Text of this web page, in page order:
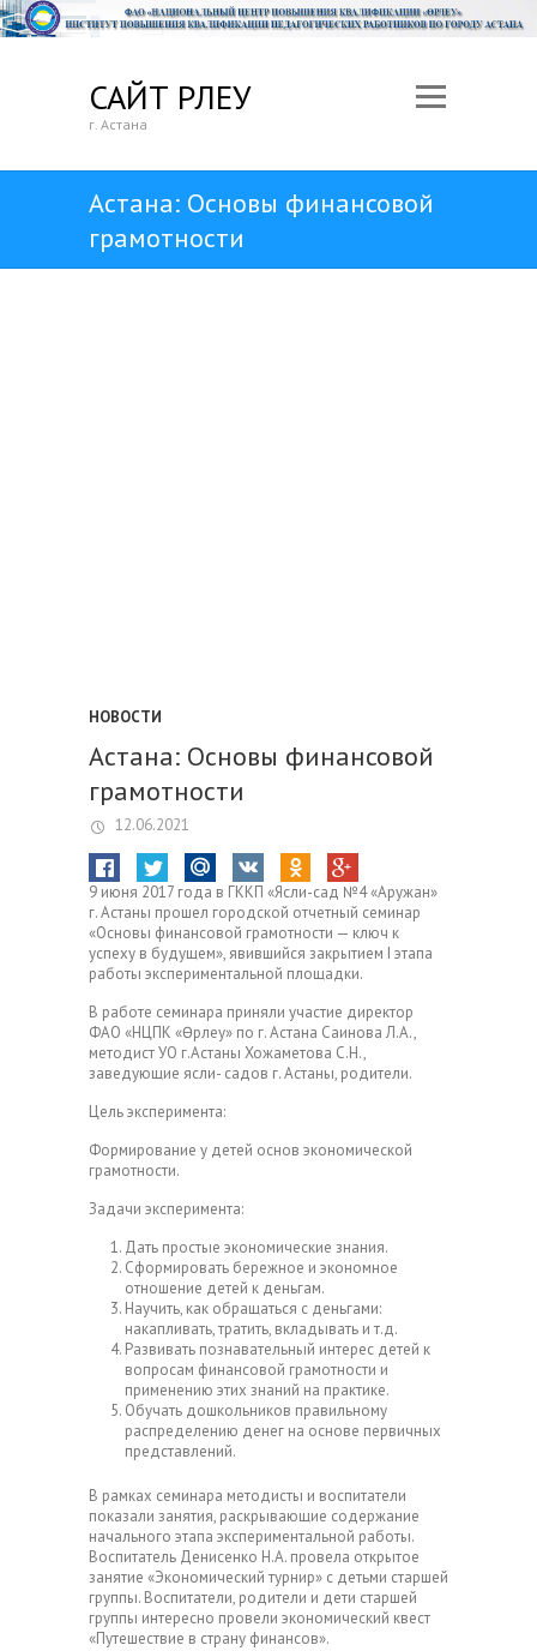
САЙТ ӨРЛЕУ
г. Астана
Астана: Основы финансовой
грамотности
НОВОСТИ
Астана: Основы финансовой
грамотности
12.06.2021
9 июня 2017 года в ГККП «Ясли-сад №4 «Аружан»
г. Астаны прошел городской отчетный семинар
«Основы финансовой грамотности — ключ к
успеху в будущем», явившийся закрытием І этапа
работы экспериментальной площадки.
В работе семинара приняли участие директор
ФАО «НЦПК «Өрлеу» по г. Астана Саинова Л.А.,
методист УО г.Астаны Хожаметова С.Н.,
заведующие ясли- садов г. Астаны, родители.
Цель эксперимента:
Формирование у детей основ экономической
грамотности.
Задачи эксперимента:
Дать простые экономические знания.
Сформировать бережное и экономное
отношение детей к деньгам.
Научить, как обращаться с деньгами:
накапливать, тратить, вкладывать и т.д.
Развивать познавательный интерес детей к
вопросам финансовой грамотности и
применению этих знаний на практике.
Обучать дошкольников правильному
распределению денег на основе первичных
представлений.
В рамках семинара методисты и воспитатели
показали занятия, раскрывающие содержание
начального этапа экспериментальной работы.
Воспитатель Денисенко Н.А. провела открытое
занятие «Экономический турнир» с детьми старшей
группы. Воспитатели, родители и дети старшей
группы интересно провели экономический квест
«Путешествие в страну финансов».